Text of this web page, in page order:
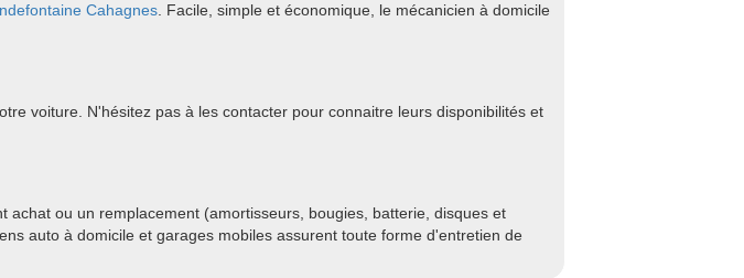
Cahagnes . Facile, simple et économique, le mécanicien à domicile
voiture. N'hésitez pas à les contacter pour connaitre leurs disponibilités et
ou un remplacement (amortisseurs, bougies, batterie, disques et
auto à domicile et garages mobiles assurent toute forme d'entretien de